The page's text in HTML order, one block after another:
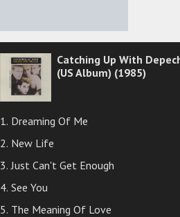
Catching Up With
(US Album) (1985)
1. Dreaming Of Me
2. New Life
3. Just Can't Get Enough
4. See You
5. The Meaning Of Love